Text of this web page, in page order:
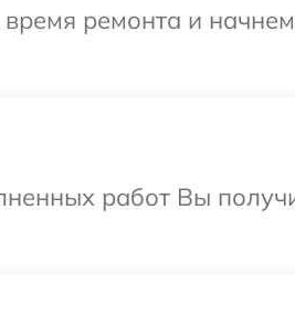
ремонта и
работ Вы